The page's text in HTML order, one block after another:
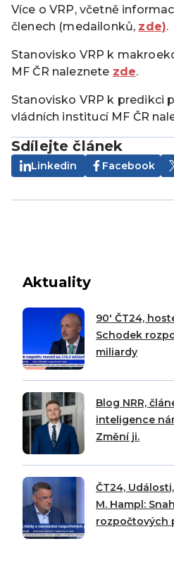
Více o VRP, včetně
členech (medailonků, zde).
Stanovisko VRP k
MF ČR naleznete zde.
Stanovisko VRP k predikci
vládních institucí MF ČR
Sdílejte článek
Linkedin Facebook
Aktuality
90′ ČT24,
Schodek
miliardy
Blog NRR,
inteligence
Změní ji.
ČT24,
M. Hampl:
rozpočtových